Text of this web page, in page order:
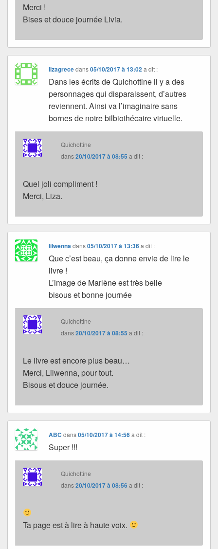
Merci !
Bises et douce journée Livia.
lizagrecedans05/10/2017 à 13:02 a dit :
Dans les écrits de Quichottine il y a des
personnages qui disparaissent, d’autres
reviennent. Ainsi va l’imaginaire sans
bornes de notre bilbiothécaire virtuelle.
Quichottine
dans20/10/2017 à 08:55 a dit :
Quel joli compliment !
Merci, Liza.
lilwenna dans05/10/2017 à 13:36 a dit :
Que c’est beau, ça donne envie de lire le
livre !
L’image de Marlène est très belle
bisous et bonne journée
Quichottine
dans20/10/2017 à 08:55 a dit :
Le livre est encore plus beau…
Merci, Lilwenna, pour tout.
Bisous et douce journée.
ABC dans05/10/2017 à 14:56 a dit :
Super !!!
Quichottine
dans20/10/2017 à 08:56a dit :
Ta page est à lire à haute voix.